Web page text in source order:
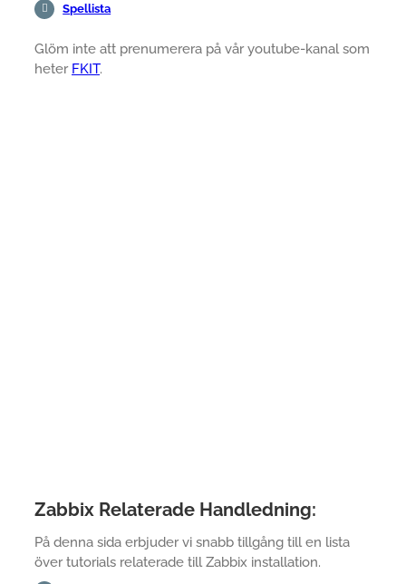
Spellista
Glöm inte att prenumerera på vår youtube-kanal som
heter FKIT.
Zabbix Relaterade Handledning:
På denna sida erbjuder vi snabb tillgång till en lista
över tutorials relaterade till Zabbix installation.